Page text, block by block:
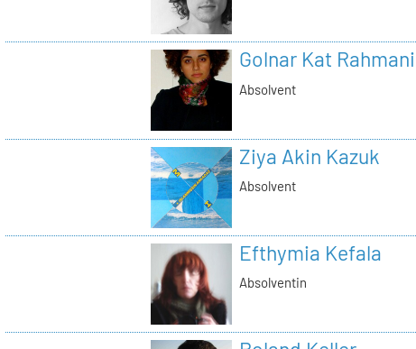
Golnar Kat Rahmani
Absolvent
Ziya Akin Kazuk
Absolvent
Efthymia Kefala
Absolventin